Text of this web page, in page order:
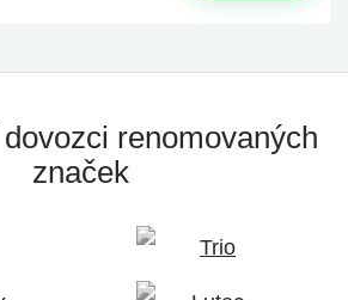
renomovaných
značek